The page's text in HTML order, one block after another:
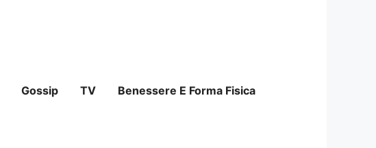
Gossip TV Benessere E Forma Fisica